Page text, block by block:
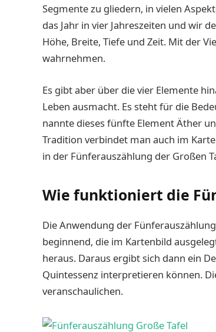
Segmente zu gliedern, in vielen
das Jahr in vier Jahreszeiten und wir
Höhe, Breite, Tiefe und Zeit. Mit der
wahrnehmen.
Es gibt aber über die vier Elemente
Leben ausmacht. Es steht für die
nannte dieses fünfte Element Äther
Tradition verbindet man auch im
in der Fünferauszählung der Großen
Wie funktioniert die
Die Anwendung der
beginnend, die im Kartenbild
heraus. Daraus ergibt sich dann ein
Quintessenz interpretieren können.
veranschaulichen.